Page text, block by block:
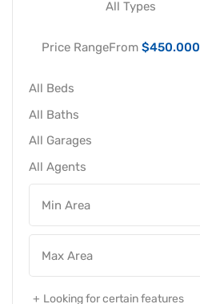
Price RangeFrom $450.000
Looking for certain features